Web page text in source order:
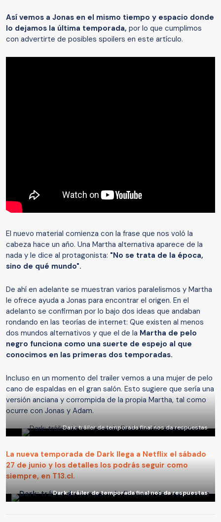
Así vemos a Jonas en el mismo tiempo y espacio donde
lo dejamos la última temporada, por lo que cumplimos
con advertirte de posibles spoilers en este artículo.
El nuevo material comienza con la frase que nos voló la
cabeza hace un año. Una Martha alternativa aparece de la
nada y le dice al protagonista: "No se trata de la época,
sino de qué mundo".
De ahí en adelante se muestran varios paralelismos y Martha
le ofrece ayuda a Jonas para encontrar el origen. En el
adelanto se confirman por lo bajo dos ideas que andaban
rondando en las teorías de internet: Que existen al menos
dos mundos alternativos y que el de la Martha de pelo
negro funciona como una suerte de espejo al que
conocimos en las primeras dos temporadas.
Incluso en un momento del trailer vemos a una mujer de pelo
cano de espaldas en el gran salón. Esto sugiere que sería una
versión anciana y corrompida de la propia Martha, tal como
ocurre con Jonas y Adam.
Dark: tráiler de temporada final nos da respuestas
La nueva temporada de Dark llega a Netflix el sábado
27 de junio y los detalles los podrás seguir como
siempre, en T13.cl.
Dark: tráiler de temporada final nos da respuestas